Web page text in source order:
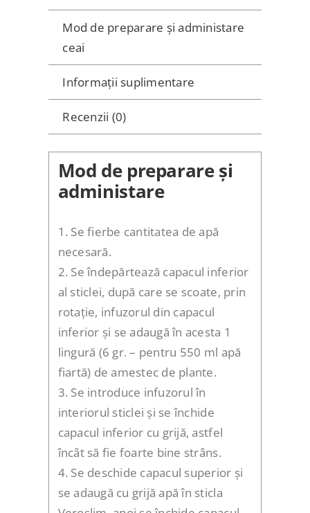
Mod de preparare și administare
ceai
Informații suplimentare
Recenzii (0)
Mod de preparare și
administare
1. Se fierbe cantitatea de apă
necesară.
2. Se îndepărtează capacul inferior
al sticlei, după care se scoate, prin
rotație, infuzorul din capacul
inferior și se adaugă în acesta 1
lingură (6 gr. – pentru 550 ml apă
fiartă) de amestec de plante.
3. Se introduce infuzorul în
interiorul sticlei și se închide
capacul inferior cu grijă, astfel
încât să fie foarte bine strâns.
4. Se deschide capacul superior și
se adaugă cu grijă apă în sticla